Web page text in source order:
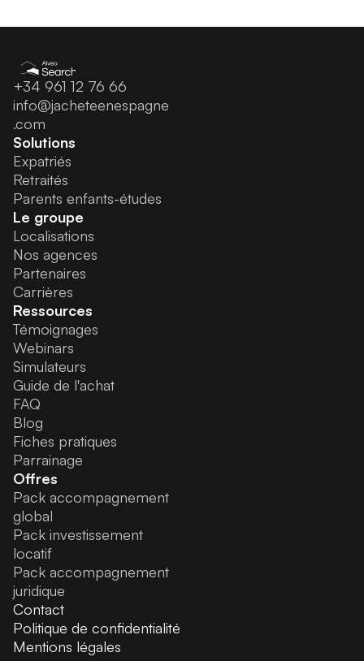
+34 961 12 76 66
info@jacheteenespagne
.com
Solutions
Expatriés
Retraités
Parents enfants-études
Le groupe
Localisations
Nos agences
Partenaires
Carrières
Ressources
Témoignages
Webinars
Simulateurs
Guide de l'achat
FAQ
Blog
Fiches pratiques
Parrainage
Offres
Pack accompagnement
global
Pack investissement
locatif
Pack accompagnement
juridique
Contact
Politique de confidentialité
Mentions légales